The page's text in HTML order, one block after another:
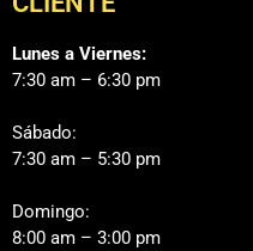
Lunes a Viernes:
7:30 am – 6:30 pm
Sábado:
7:30 am – 5:30 pm
Domingo:
8:00 am – 3:00 pm